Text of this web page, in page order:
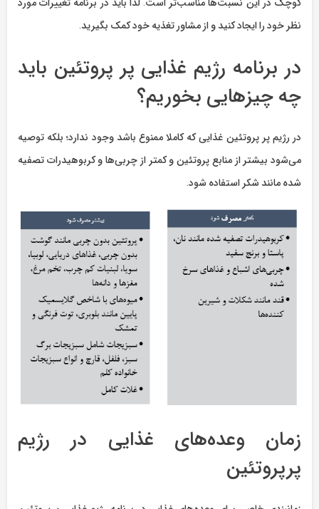
کوچک در این نسبت‌ها مناسب‌‌تر است. لذا باید در برنامه تغییرات مورد
نظر خود را ایجاد کنید و از مشاور تغذیه خود کمک بگیرید.
در برنامه رژیم غذایی پر پروتئین باید
چه چیزهایی بخوریم؟
در رژیم پر پروتئین غذایی که کاملا ممنوع باشد وجود ندارد؛ بلکه توصیه
می‌شود بیشتر از منابع پروتئین و کمتر از چربی‌ها و کربوهیدرات تصفیه
شده مانند شکر استفاده شود.
زمان وعده‌های غذایی در رژیم
پرپروتئین